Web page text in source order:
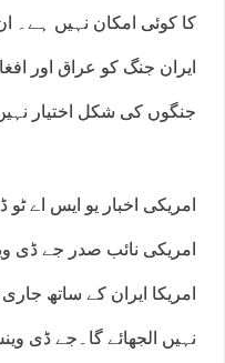
کا کوئی امکان نہیں ہے۔
ایران جنگ کو عراق اور
جنگوں کی شکل اختیار
امریکی اخبار یو ایس اے
امریکی نائب صدر جے ڈی
امریکا ایران کے ساتھ
نہیں الجھائے گا۔جے ڈی